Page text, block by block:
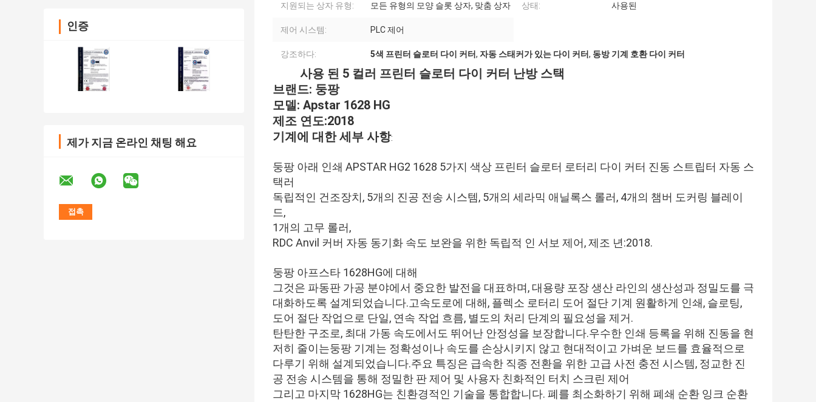
인증
제가 지금 온라인 채팅 해요
지원되는 상자 유형: 모든 유형의 모양 슬롯 상자, 맞춤 상자 상태: 사용된
제어 시스템: PLC 제어
강조하다: 5색 프린터 슬로터 다이 커터, 자동 스태커가 있는 다이 커터, 동방 기계 호환 다이 커터
사용 된 5 컬러 프린터 슬로터 다이 커터 난방 스택
브랜드: 둥팡
모델: Apstar 1628 HG
제조 연도:2018
기계에 대한 세부 사항:
둥팡 아래 인쇄 APSTAR HG2 1628 5가지 색상 프린터 슬로터 로터리 다이 커터 진동 스트립터 자동 스
택러
독립적인 건조장치, 5개의 진공 전송 시스템, 5개의 세라믹 애닐록스 롤러, 4개의 챔버 도커링 블레이
드,
1개의 고무 롤러,
RDC Anvil 커버 자동 동기화 속도 보완을 위한 독립적 인 서보 제어, 제조 년:2018.
둥팡 아프스타 1628HG에 대해
그것은 파동판 가공 분야에서 중요한 발전을 대표하며, 대용량 포장 생산 라인의 생산성과 정밀도를 극
대화하도록 설계되었습니다.고속도로에 대해, 플렉소 로터리 도어 절단 기계 원활하게 인쇄, 슬로팅,
도어 절단 작업으로 단일, 연속 작업 흐름, 별도의 처리 단계의 필요성을 제거.
탄탄한 구조로, 최대 가동 속도에서도 뛰어난 안정성을 보장합니다.우수한 인쇄 등록을 위해 진동을 현
저히 줄이는둥팡 기계는 정확성이나 속도를 손상시키지 않고 현대적이고 가벼운 보드를 효율적으로
다루기 위해 설계되었습니다.주요 특징은 급속한 직종 전환을 위한 고급 사전 충전 시스템, 정교한 진
공 전송 시스템을 통해 정밀한 판 제어 및 사용자 친화적인 터치 스크린 제어
그리고 마지막 1628HG는 친환경적인 기술을 통합합니다. 폐를 최소화하기 위해 폐쇄 순환 잉크 순환